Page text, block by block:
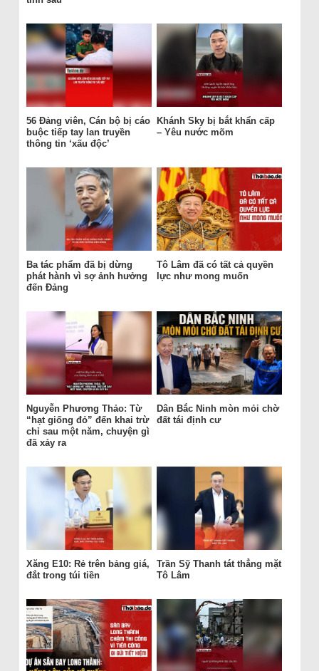
56 Đảng viên, Cán bộ bị cáo
buộc tiếp tay lan truyền
thông tin ‘xấu độc’
Khánh Sky bị bắt khẩn cấp
– Yêu nước mõm
Ba tác phẩm đã bị dừng
phát hành vì sợ ảnh hưởng
đến Đảng
Tô Lâm đã có tất cả quyền
lực như mong muốn
Nguyễn Phương Thảo: Từ
“hạt giống đỏ” đến khai trừ
chỉ sau một năm, chuyện gì
đã xảy ra
Dân Bắc Ninh mòn mỏi chờ
đất tái định cư
Xăng E10: Rẻ trên bảng giá,
đắt trong túi tiền
Trần Sỹ Thanh tát thẳng mặt
Tô Lâm